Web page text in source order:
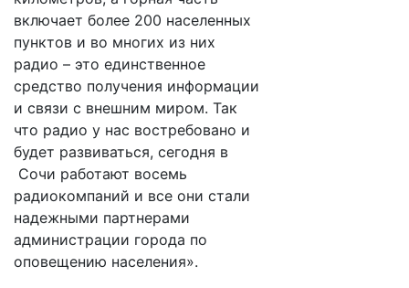
включает более 200 населенных
пунктов и во многих из них
радио – это единственное
средство получения информации
и связи с внешним миром. Так
что радио у нас востребовано и
будет развиваться, сегодня в
Сочи работают восемь
радиокомпаний и все они стали
надежными партнерами
администрации города по
оповещению населения».